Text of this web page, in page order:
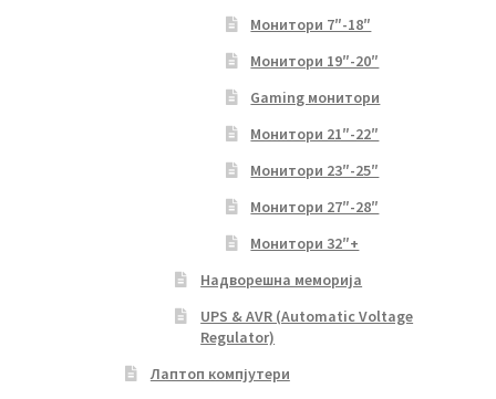
Монитори 7″-18″
Монитори 19″-20″
Gaming монитори
Монитори 21″-22″
Монитори 23″-25″
Монитори 27″-28″
Монитори 32″+
Надворешна меморија
UPS & AVR (Automatic Voltage
Regulator)
Лаптоп компјутери